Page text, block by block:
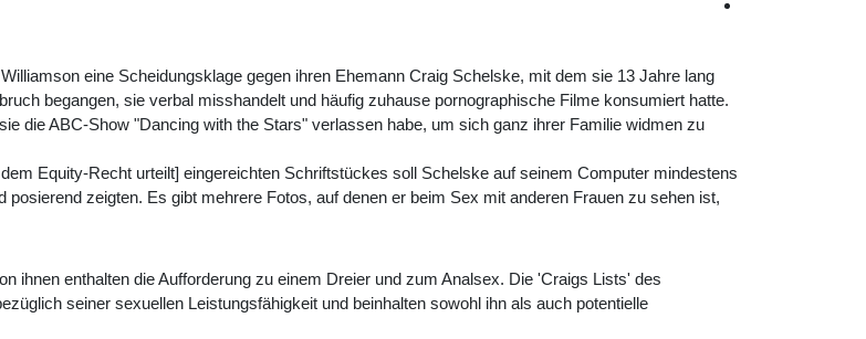
eine Scheidungsklage gegen ihren Ehemann Craig Schelske, mit dem sie 13 Jahre lang
begangen, sie verbal misshandelt und häufig zuhause pornographische Filme konsumiert hatte.
die ABC-Show "Dancing with the Stars" verlassen habe, um sich ganz ihrer Familie widmen zu
Equity-Recht urteilt] eingereichten Schriftstückes soll Schelske auf seinem Computer mindestens
posierend zeigten. Es gibt mehrere Fotos, auf denen er beim Sex mit anderen Frauen zu sehen ist,
ihnen enthalten die Aufforderung zu einem Dreier und zum Analsex. Die 'Craigs Lists' des
seiner sexuellen Leistungsfähigkeit und beinhalten sowohl ihn als auch potentielle